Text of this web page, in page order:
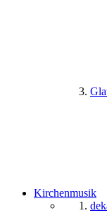
Kirchenmusik